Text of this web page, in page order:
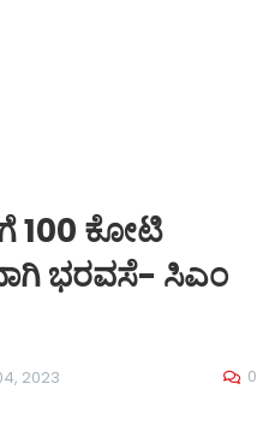
100 ಕೋಟಿ
ಭರವಸೆ- ಸಿಎಂ
2023 0